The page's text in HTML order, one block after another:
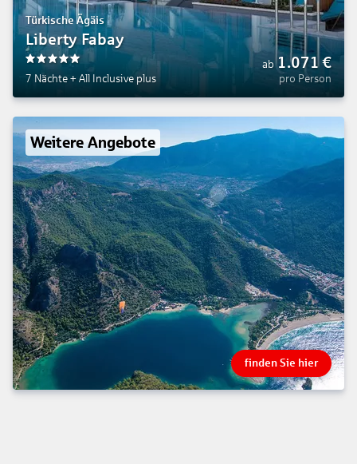
Türkische Ägäis
Liberty Fabay
7 Nächte + All Inclusive plus
ab 1.071€
pro Person
Weitere Angebote
finden Sie hier